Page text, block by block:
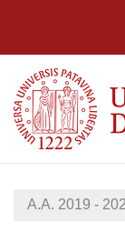
A.A. 2019 -